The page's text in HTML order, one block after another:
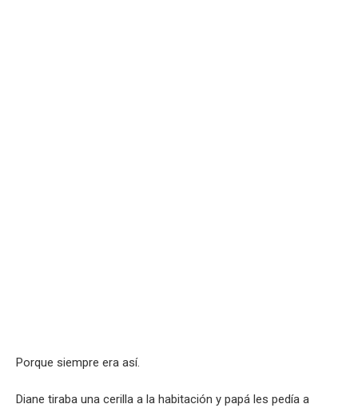
Porque siempre era así.
Diane tiraba una cerilla a la habitación y papá les pedía a